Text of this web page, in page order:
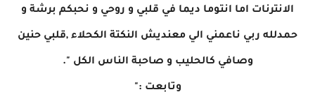
الانترنات اما انتوما ديما في قلبي و روحي و نحبكم برشة و
حمدلله ربي ناعمني الي معنديش النكتة الكحلاء ,قلبي حنين
وصافي كالحليب و صاحبة الناس الكل ".
وتابعت :"